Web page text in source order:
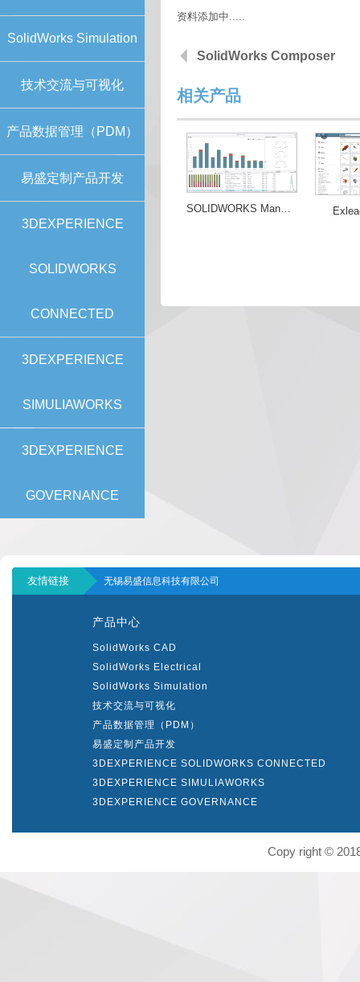
SolidWorks Simulation
技术交流与可视化
产品数据管理（PDM）
易盛定制产品开发
3DEXPERIENCE
SOLIDWORKS
CONNECTED
3DEXPERIENCE
SIMULIAWORKS
3DEXPERIENCE
GOVERNANCE
资料添加中.....
SolidWorks Composer
相关产品
友情链接 无锡易盛信息科技有限公司
产品中心
SolidWorks CAD
SolidWorks Electrical
SolidWorks Simulation
技术交流与可视化
产品数据管理（PDM）
易盛定制产品开发
3DEXPERIENCE SOLIDWORKS CONNECTED
3DEXPERIENCE SIMULIAWORKS
3DEXPERIENCE GOVERNANCE
Copy right ©